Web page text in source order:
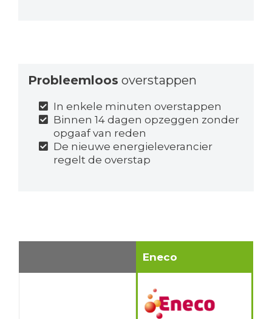
Probleemloos overstappen
In enkele minuten overstappen
Binnen 14 dagen opzeggen zonder
opgaaf van reden
De nieuwe energieleverancier
regelt de overstap
Eneco